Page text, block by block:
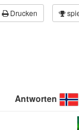
Drucken
Antworten